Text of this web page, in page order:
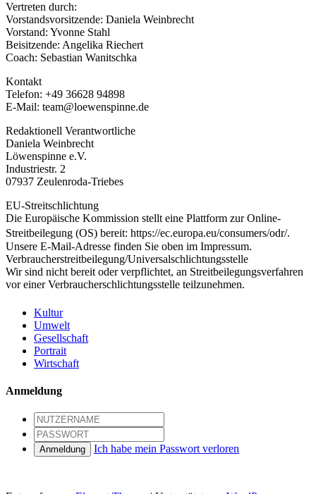
Vertreten durch:
Vorstandsvorsitzende: Daniela Weinbrecht
Vorstand: Yvonne Stahl
Beisitzende: Angelika Riechert
Coach: Sebastian Wanitschka
Kontakt
Telefon: +49 36628 94898
E-Mail: team@loewenspinne.de
Redaktionell Verantwortliche
Daniela Weinbrecht
Löwenspinne e.V.
Industriestr. 2
07937 Zeulenroda-Triebes
EU-Streitschlichtung
Die Europäische Kommission stellt eine Plattform zur Online-
Streitbeilegung (OS) bereit: https://ec.europa.eu/consumers/odr/.
Unsere E-Mail-Adresse finden Sie oben im Impressum.
Verbraucher­streit­beilegung/Universal­schlichtungs­stelle
Wir sind nicht bereit oder verpflichtet, an Streitbeilegungsverfahren
vor einer Verbraucherschlichtungsstelle teilzunehmen.
Kultur
Umwelt
Gesellschaft
Portrait
Wirtschaft
Anmeldung
Anmeldung Ich habe mein Passwort verloren